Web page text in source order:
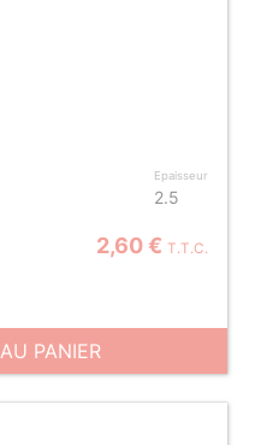
Epaisseur
2.5
2,60 € T.T.C.
PANIER